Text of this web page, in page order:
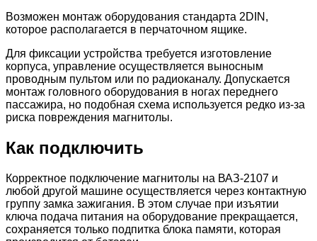
Возможен монтаж оборудования стандарта 2DIN,
которое располагается в перчаточном ящике.
Для фиксации устройства требуется изготовление
корпуса, управление осуществляется выносным
проводным пультом или по радиоканалу. Допускается
монтаж головного оборудования в ногах переднего
пассажира, но подобная схема используется редко из-за
риска повреждения магнитолы.
Как подключить
Корректное подключение магнитолы на ВАЗ-2107 и
любой другой машине осуществляется через контактную
группу замка зажигания. В этом случае при изъятии
ключа подача питания на оборудование прекращается,
сохраняется только подпитка блока памяти, которая